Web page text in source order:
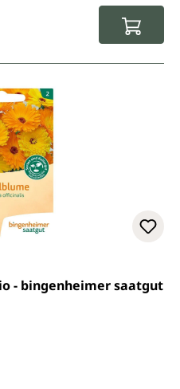
von 4 von 5 Sternen
- bingenheimer saatgut